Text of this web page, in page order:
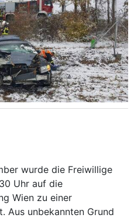
wurde die Freiwillige
Uhr auf die
Wien zu einer
Aus unbekannten Grund